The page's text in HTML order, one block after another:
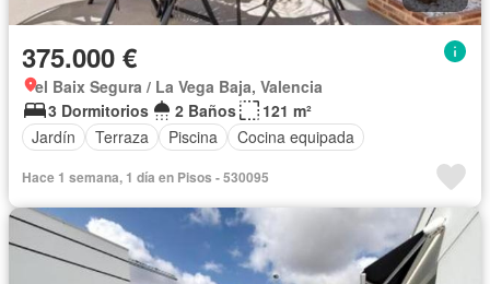
375.000 €
el Baix Segura / La Vega Baja, Valencia
3 Dormitorios
2 Baños
121 m²
Jardín
Terraza Piscina Cocina equipada
Hace 1 semana, 1 día en Pisos - 530095